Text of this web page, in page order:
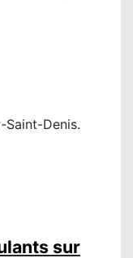
Saint-Denis.
sur